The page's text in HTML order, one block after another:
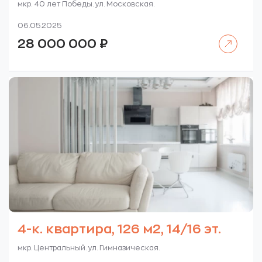
мкр. 40 лет Победы. ул. Московская.
06.05.2025
28 000 000 ₽
4-к. квартира, 126 м2, 14/16 эт.
мкр. Центральный. ул. Гимназическая.